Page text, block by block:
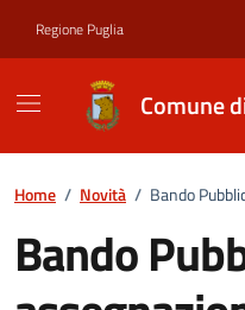
Regione Puglia
Comune
Home / Novità / Bando
Bando